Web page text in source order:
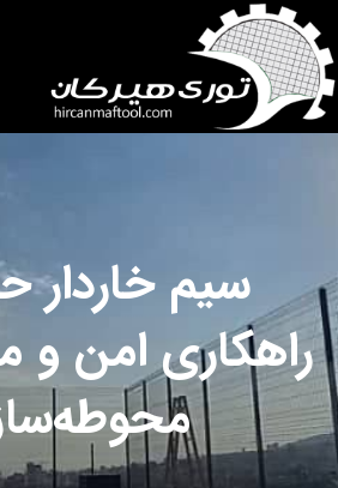
سیم خاردار
راهکاری امن و